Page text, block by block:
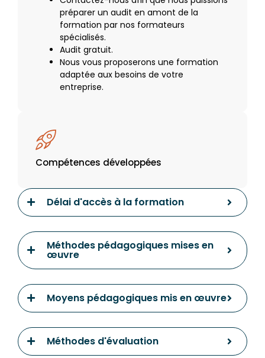
préparer un audit en amont de la
formation par nos formateurs
spécialisés.
Audit gratuit.
Nous vous proposerons une formation
adaptée aux besoins de votre
entreprise.
Compétences développées
Délai d'accès à la formation
Méthodes pédagogiques mises en
œuvre
Moyens pédagogiques mis en œuvre
Méthodes d'évaluation